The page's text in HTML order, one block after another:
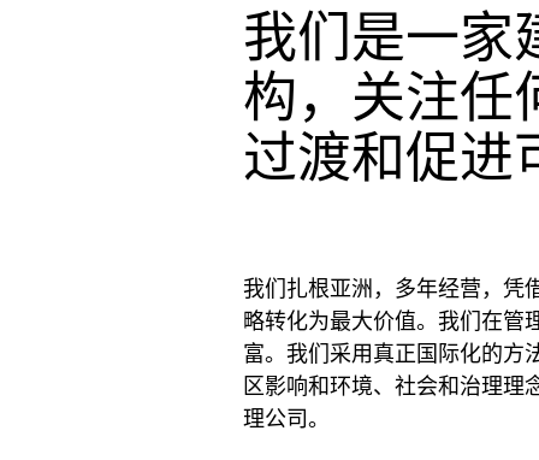
我们是一家
构，关注任
过渡和促进
我们扎根亚洲，多年经营，凭
略转化为最大价值。我们在管
富。我们采用真正国际化的方
区影响和环境、社会和治理理
理公司。